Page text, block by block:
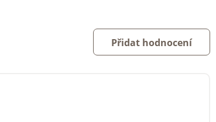
Přidat hodnocení